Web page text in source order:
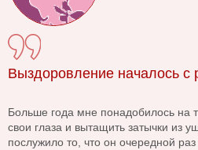
Выздоровление началось с
Больше года мне понадобилось на
свои глаза и вытащить затычки из
послужило то, что он очередной